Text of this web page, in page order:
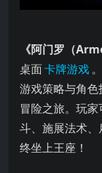
《阿门罗（
桌面卡牌游戏
游戏策略与角
冒险之旅。玩
斗、施展法术
终坐上王座！